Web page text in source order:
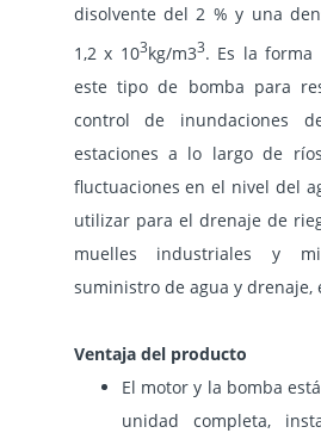
disolvente del 2 % y una
1,2 x 103kg/m33. Es la forma
este tipo de bomba para
control de inundaciones
estaciones a lo largo de
fluctuaciones en el nivel del
utilizar para el drenaje de
muelles industriales y
suministro de agua y drenaje,
Ventaja del producto
El motor y la bomba
unidad completa,